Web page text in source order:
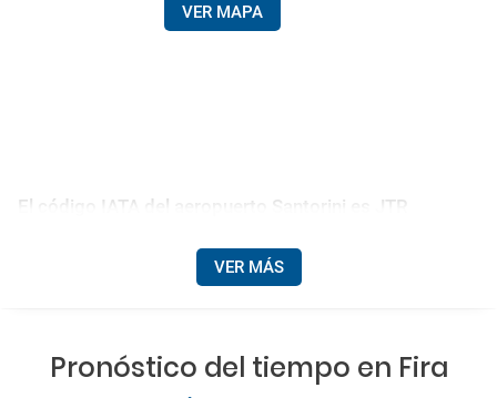
VER MAPA
El código IATA del aeropuerto Santorini es JTR
VER MÁS
Pronóstico del tiempo en Fira